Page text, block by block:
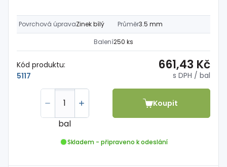
Povrchová úpravaZinek bílý Průměr3.5 mm
Balení250 ks
Kód produktu:
5117
661,43 Kč
s DPH / bal
bal
Koupit
Skladem - připraveno k odeslání